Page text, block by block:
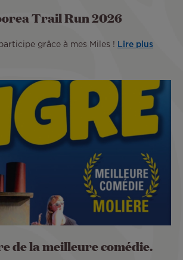
Trail Run 2026
grâce à mes Miles ! Lire plus
de la meilleure comédie.